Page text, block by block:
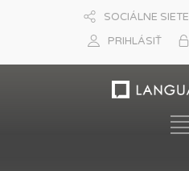
SOCIÁLNE SIETE
PRIHLÁSIŤ